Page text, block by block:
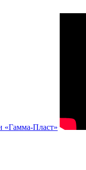
«Гамма-Пласт»